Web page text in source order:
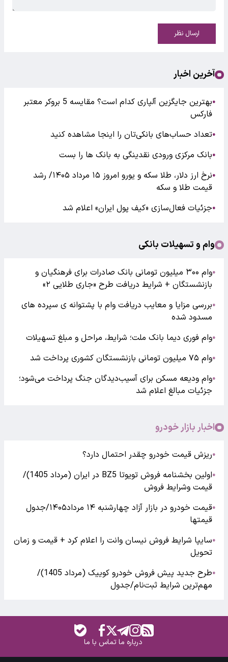
ارسال نظر
آخرین اخبار
●
بهترین جایگزین آلپاری کدام است؟ مقایسه 5 بروکر معتبر
فارکس
●تعداد حساب‌های بانکی‌تان را اینجا مشاهده کنید
●بانک مرکزی ورودی نقدینگی به بانک ها را بست
●
نرخ ارز دلار، طلا سکه و یورو امروز ۱۵ مرداد ۱۴۰۵/ رشد
قیمت طلا و سکه
●جزئیات فعال‌سازی «کیف پول ایران» اعلام شد
وام و تسهیلات بانکی
●
وام ۳۰۰ میلیون تومانی بانک صادرات برای فرهنگیان و
بازنشستگان + شرایط دریافت طرح «جاری طلایی ۲»
●بررسی مزایا و معایب دریافت وام با پشتوانه ی سپرده های
مسدود شده
●وام فوری دیما بانک ملت؛ شرایط، مراحل و مبلغ تسهیلات
●وام ۷۵ میلیون تومانی بازنشستگان کشوری پرداخت شد
●وام ودیعه مسکن برای آسیب‌دیدگان جنگ پرداخت می‌شود؛
جزئیات مبالغ اعلام شد
اخبار بازار خودرو
●ریزش قیمت خودرو چقدر احتمال دارد؟
●
اولین بخشنامه فروش تویوتا BZ5 در ایران (مرداد 1405)/
قیمت وشرایط فروش
●
قیمت خودرو در بازار آزاد چهارشنبه ۱۴ مرداد۱۴۰۵/جدول
قیمتها
●سایپا شرایط فروش نیسان وانت را اعلام کرد + قیمت و زمان
تحویل
●
طرح جدید پیش فروش خودرو کوییک (مرداد 1405)/
مهم‌ترین شرایط ثبت‌نام/جدول
درباره ماتماس با ما